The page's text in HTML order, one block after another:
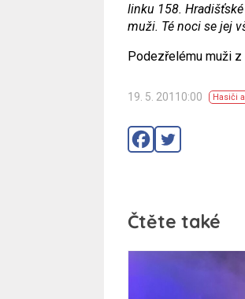
linku 158.
muži. Té noci se jej
Podezřelému muži
19. 5. 20110:00 Hasiči
Čtěte také